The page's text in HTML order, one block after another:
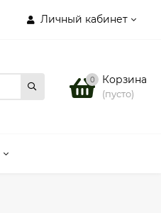
Личный кабинет
0 Корзина
(пусто)